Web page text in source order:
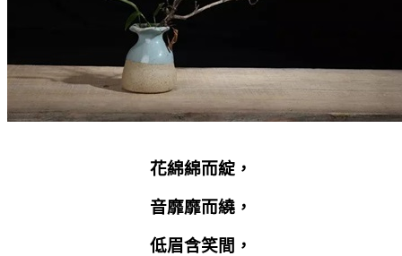
花綿綿而綻，
音靡靡而繞，
低眉含笑間，